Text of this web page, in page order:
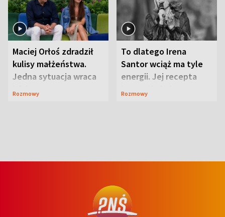
Maciej Orłoś zdradził
kulisy małżeństwa.
Jedna sytuacja wraca
jak bumerang
Rozmowy
To dlatego Irena
Santor wciąż ma tyle
energii. Jej recepta
jest zaskakująco
Rozmowy